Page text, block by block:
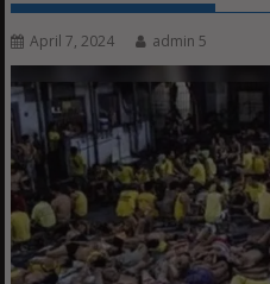
April 7, 2024 admin 5